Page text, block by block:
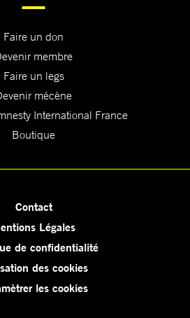
Faire un don
membre
Faire un legs
mécène
International France
Boutique
Contact
Légales
de confidentialité
des cookies
les cookies